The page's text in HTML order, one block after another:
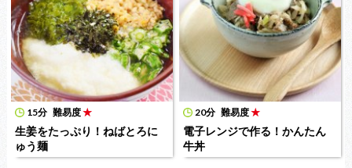
15分 難易度★
生姜をたっぷり！ねばとろに
ゅう麺
20分 難易度★
電子レンジで作る！かんたん
牛丼